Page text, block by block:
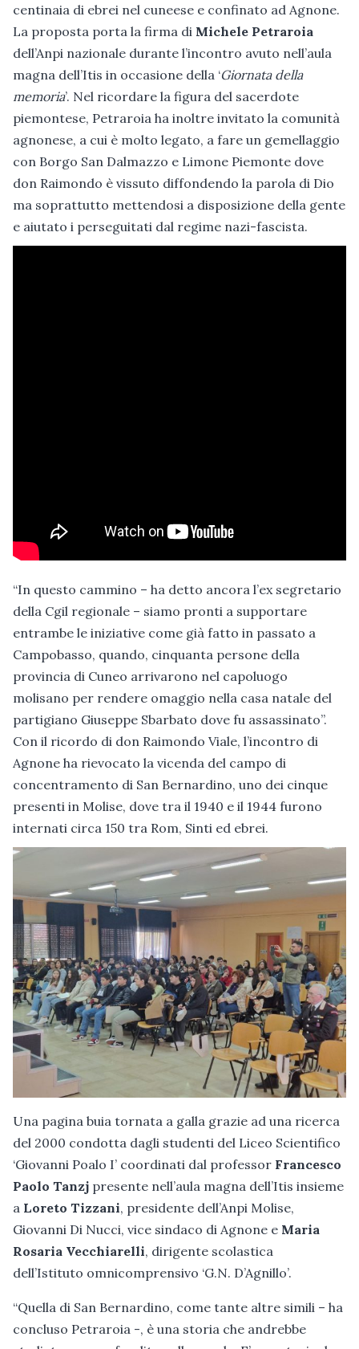
centinaia di ebrei nel cuneese e confinato ad Agnone.
La proposta porta la firma di Michele Petraroia
dell’Anpi nazionale durante l’incontro avuto nell’aula
magna dell’Itis in occasione della ‘Giornata della
memoria’. Nel ricordare la figura del sacerdote
piemontese, Petraroia ha inoltre invitato la comunità
agnonese, a cui è molto legato, a fare un gemellaggio
con Borgo San Dalmazzo e Limone Piemonte dove
don Raimondo è vissuto diffondendo la parola di Dio
ma soprattutto mettendosi a disposizione della gente
e aiutato i perseguitati dal regime nazi-fascista.
“In questo cammino – ha detto ancora l’ex segretario
della Cgil regionale – siamo pronti a supportare
entrambe le iniziative come già fatto in passato a
Campobasso, quando, cinquanta persone della
provincia di Cuneo arrivarono nel capoluogo
molisano per rendere omaggio nella casa natale del
partigiano Giuseppe Sbarbato dove fu assassinato”.
Con il ricordo di don Raimondo Viale, l’incontro di
Agnone ha rievocato la vicenda del campo di
concentramento di San Bernardino, uno dei cinque
presenti in Molise, dove tra il 1940 e il 1944 furono
internati circa 150 tra Rom, Sinti ed ebrei.
Una pagina buia tornata a galla grazie ad una ricerca
del 2000 condotta dagli studenti del Liceo Scientifico
‘Giovanni Poalo I’ coordinati dal professor Francesco
Paolo Tanzj presente nell’aula magna dell’Itis insieme
a Loreto Tizzani, presidente dell’Anpi Molise,
Giovanni Di Nucci, vice sindaco di Agnone e Maria
Rosaria Vecchiarelli, dirigente scolastica
dell’Istituto omnicomprensivo ‘G.N. D’Agnillo’.
“Quella di San Bernardino, come tante altre simili – ha
concluso Petraroia -, è una storia che andrebbe